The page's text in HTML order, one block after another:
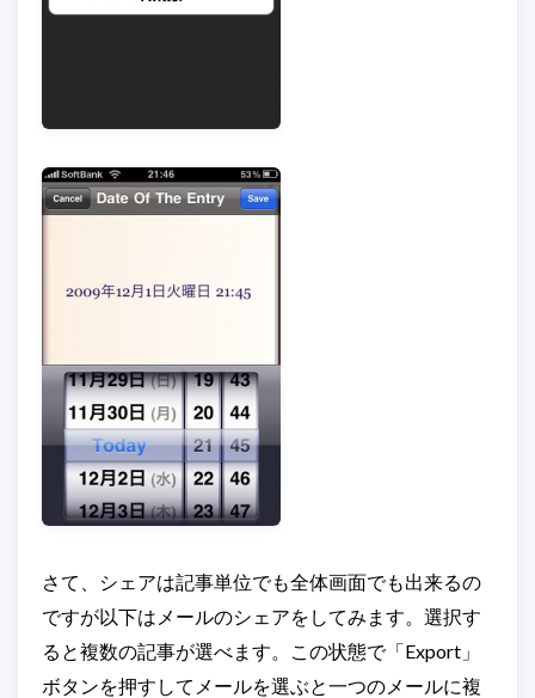
さて、シェアは記事単位でも全体画面でも出来るの
ですが以下はメールのシェアをしてみます。選択す
ると複数の記事が選べます。この状態で「Export」
ボタンを押すしてメールを選ぶと一つのメールに複